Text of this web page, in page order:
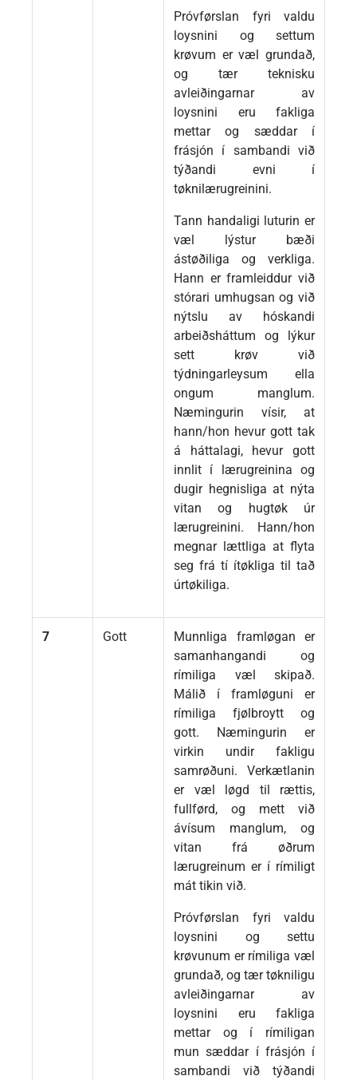
Próvførslan fyri valdu
loysnini og settum
krøvum er væl grundað,
og tær teknisku
avleiðingarnar av
loysnini eru fakliga
mettar og sæddar í
frásjón í sambandi við
týðandi evni í
tøknilærugreinini.
Tann handaligi luturin er
væl lýstur bæði
ástøðiliga og verkliga.
Hann er framleiddur við
stórari umhugsan og við
nýtslu av hóskandi
arbeiðsháttum og lýkur
sett krøv við
týdningarleysum ella
ongum manglum.
Næmingurin vísir, at
hann/hon hevur gott tak
á háttalagi, hevur gott
innlit í lærugreinina og
dugir hegnisliga at nýta
vitan og hugtøk úr
lærugreinini. Hann/hon
megnar lættliga at flyta
seg frá tí ítøkliga til tað
úrtøkiliga.
7 Gott
Munnliga framløgan er
samanhangandi og
rímiliga væl skipað.
Málið í framløguni er
rímiliga fjølbroytt og
gott. Næmingurin er
virkin undir fakligu
samrøðuni. Verkætlanin
er væl løgd til rættis,
fullførd, og mett við
ávísum manglum, og
vitan frá øðrum
lærugreinum er í rímiligt
mát tikin við.
Próvførslan fyri valdu
loysnini og settu
krøvunum er rímiliga væl
grundað, og tær tøkniligu
avleiðingarnar av
loysnini eru fakliga
mettar og í rímiligan
mun sæddar í frásjón í
sambandi við týðandi